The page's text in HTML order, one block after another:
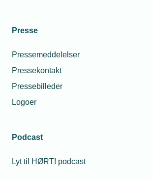
Presse
Pressemeddelelser
Pressekontakt
Pressebilleder
Logoer
Podcast
Lyt til HØRT! podcast